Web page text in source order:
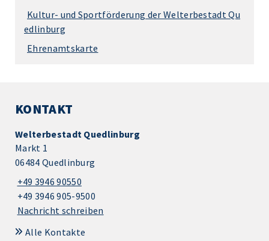
Kultur- und Sportförderung der Welterbestadt Qu
edlinburg
Ehrenamtskarte
KONTAKT
Welterbestadt Quedlinburg
Markt 1
06484 Quedlinburg
+49 3946 90550
+49 3946 905-9500
Nachricht schreiben
Alle Kontakte